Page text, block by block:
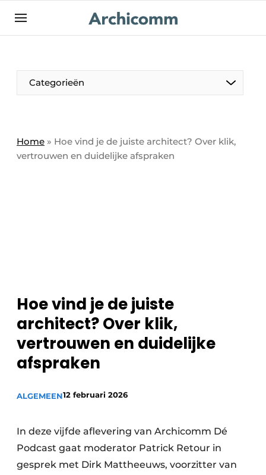
NL be-FR
Categorieën
Home » Hoe vind je de juiste architect? Over klik,
vertrouwen en duidelijke afspraken
Hoe vind je de juiste
architect? Over klik,
vertrouwen en duidelijke
afspraken
ALGEMEEN12 februari 2026
In deze vijfde aflevering van Archicomm Dé
Podcast gaat moderator Patrick Retour in
gesprek met Dirk Mattheeuws, voorzitter van